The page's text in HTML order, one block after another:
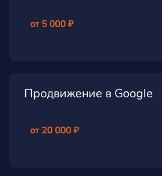
от 5 000 ₽
Продвижение в Google
от 20 000 ₽